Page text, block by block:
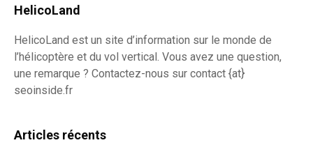
HelicoLand
HelicoLand est un site d’information sur le monde de
l’hélicoptère et du vol vertical. Vous avez une question,
une remarque ? Contactez-nous sur contact {at}
seoinside.fr
Articles récents